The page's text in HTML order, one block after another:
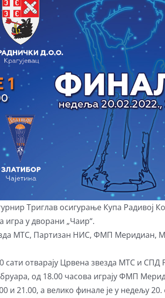
Триглав осигурање Купа Радивој
у дворани „Чаир“.
МТС, Партизан НИС, ФМП Меридиан,
отварају Црвена звезда МТС и СПД
од 18.00 часова играју ФМП
и 21.00, а велико финале је у недељу